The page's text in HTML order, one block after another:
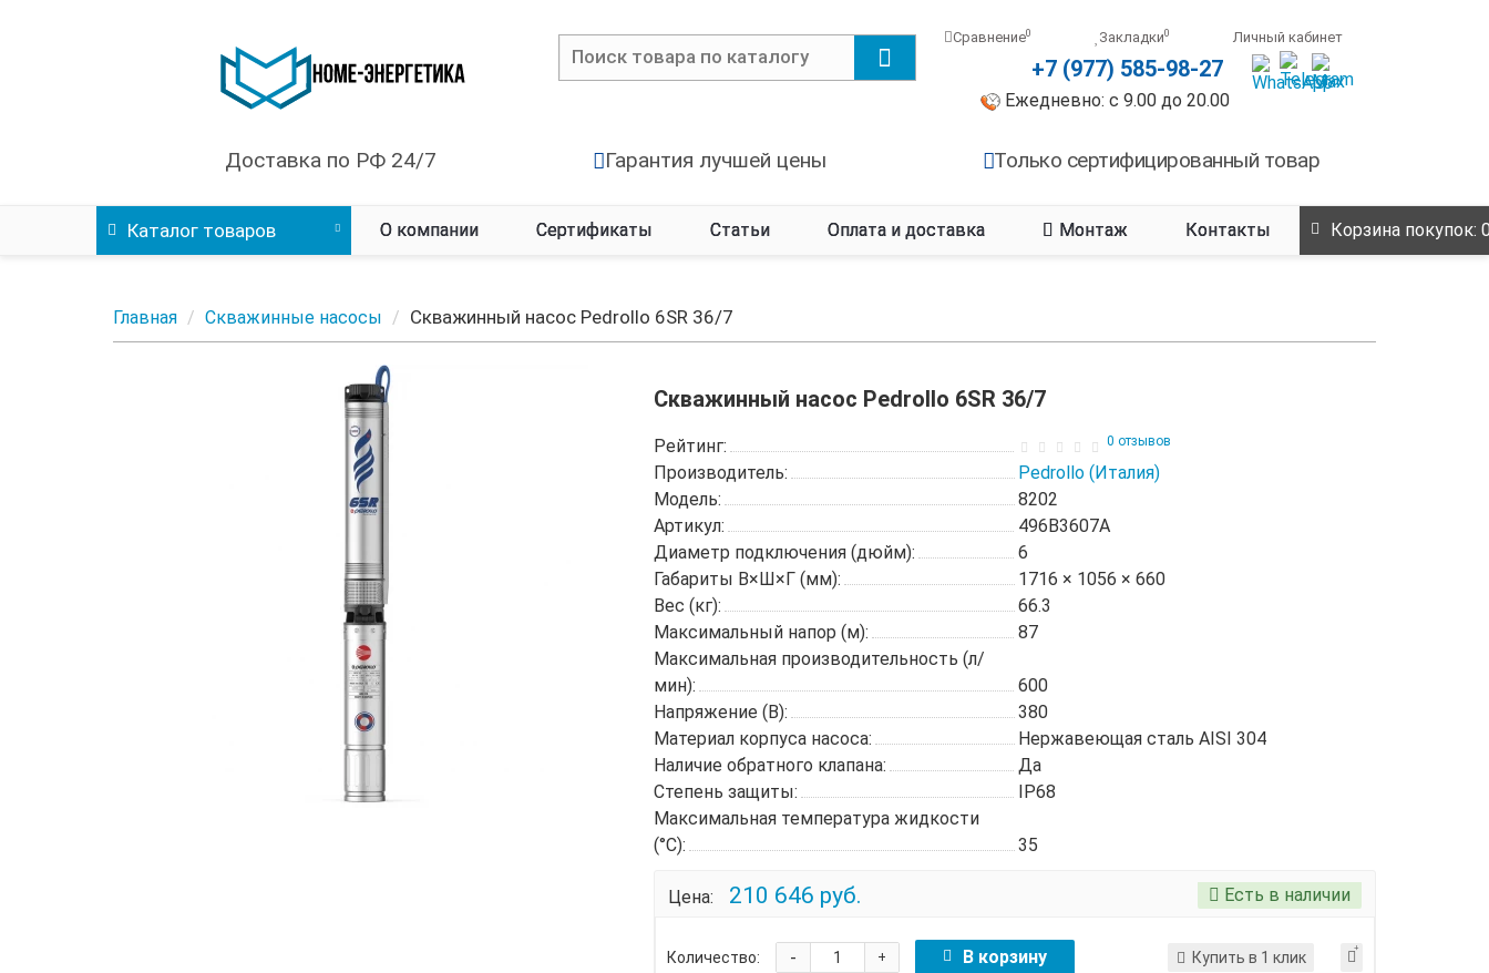
Сравнение0 Закладки0 Личный кабинет
+7 (977) 585-98-27
Ежедневно: с 9.00 до 20.00
Доставка по РФ 24/7 Гарантия лучшей цены Только сертифицированный товар
Каталог товаров О компании Сертификаты Статьи Оплата и доставка Монтаж Контакты Корзина покупок:
Главная Скважинные насосы Скважинный насос Pedrollo 6SR 36/7
Скважинный насос Pedrollo 6SR 36/7
Рейтинг: 0 отзывов
Производитель:
Pedrollo (Италия)
Модель:
8202
Артикул:
496B3607A
Диаметр подключения (дюйм):
6
Габариты В×Ш×Г (мм):
1716 × 1056 × 660
Вес (кг):
66.3
Максимальный напор (м):
87
Максимальная производительность (л/
мин):
600
Напряжение (В):
380
Материал корпуса насоса:
Нержавеющая сталь AISI 304
Наличие обратного клапана:
Да
Степень защиты:
IP68
Максимальная температура жидкости
(°C):
35
Цена: 210 646 руб. Есть в наличии
Количество: +
- В корзину Купить в 1 клик